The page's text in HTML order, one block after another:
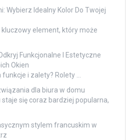
Wybierz Idealny Kolor Do Twojej
element, który może
Funkcjonalne I Estetyczne
Okien
funkcje i zalety? Rolety …
dla biura w domu
staje się coraz bardziej popularna,
stylem francuskim w